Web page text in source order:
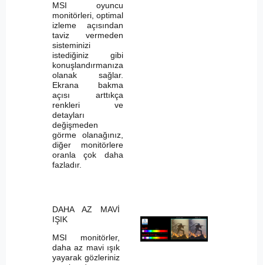
MSI oyuncu
monitörleri, optimal
izleme açısından
taviz vermeden
sisteminizi
istediğiniz gibi
konuşlandırmanıza
olanak sağlar.
Ekrana bakma
açısı arttıkça
renkleri ve
detayları
değişmeden
görme olanağınız,
diğer monitörlere
oranla çok daha
fazladır.
DAHA AZ MAVİ
IŞIK
MSI monitörler,
daha az mavi ışık
yayarak gözleriniz